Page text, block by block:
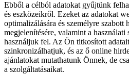
Ebből a célból adatokat gyűjtünk
és eszközeikről. Ezeket az adatokat
optimalizálására és személyre szabott
megjelenítésére, valamint a használati
használjuk fel. Az Ön titkosított
szinkronizálhatjuk, és az ő online
ajánlatokat mutathatunk Önnek, de
a szolgáltatásaikat.